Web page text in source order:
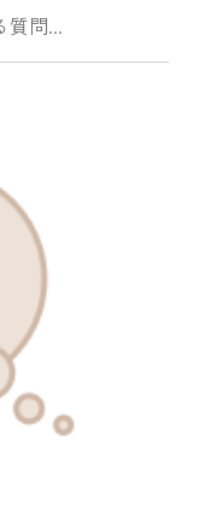
質問...